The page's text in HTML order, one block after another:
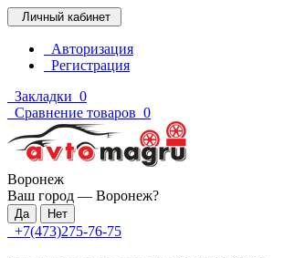
Личный кабинет
Авторизация
Регистрация
Закладки 0
Сравнение товаров 0
Воронеж
Ваш город — Воронеж?
+7(473)275-76-75